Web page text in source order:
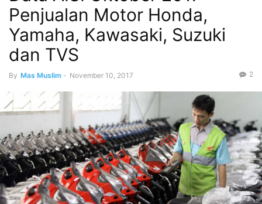
Penjualan Motor Honda,
Yamaha, Kawasaki, Suzuki
dan TVS
By Mas Muslim - November 10, 2017 2